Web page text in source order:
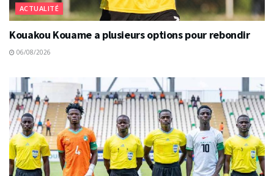
ACTUALITÉ
Kouakou Kouame a plusieurs options pour rebondir
06/08/2026